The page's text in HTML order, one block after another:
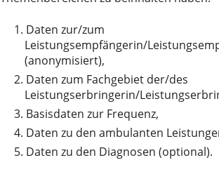
1. Daten zur/zum
Leistungsempfängerin/
(anonymisiert),
2. Daten zum Fachgebiet der/des
Leistungserbringerin/
3. Basisdaten zur Frequenz,
4. Daten zu den ambulanten
5. Daten zu den Diagnosen (optional).